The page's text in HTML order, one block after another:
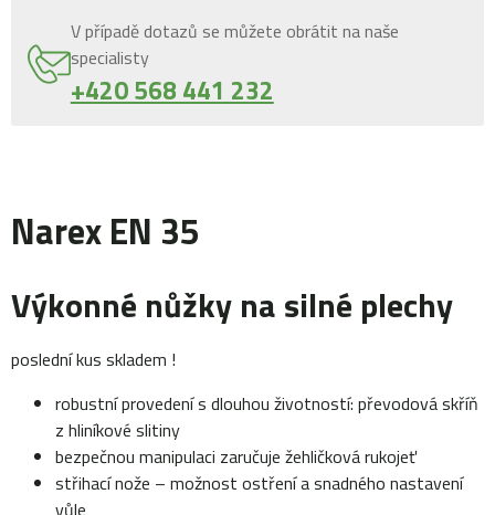
V případě dotazů se můžete obrátit na naše
specialisty
+420 568 441 232
Narex EN 35
Výkonné nůžky na silné plechy
poslední kus skladem !
robustní provedení s dlouhou životností: převodová skříň
z hliníkové slitiny
bezpečnou manipulaci zaručuje žehličková rukojeť
střihací nože – možnost ostření a snadného nastavení
vůle